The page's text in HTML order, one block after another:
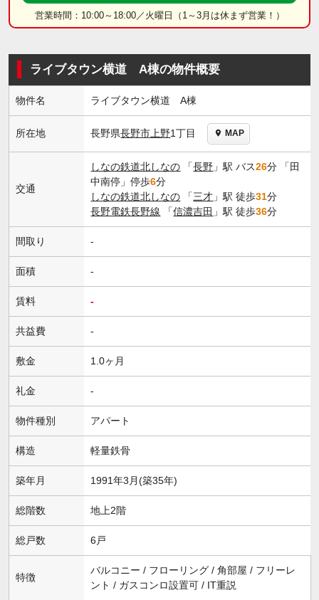
営業時間：10:00～18:00／火曜日（1～3月は休まず営業！）
ライブタウン横道 A棟の物件概要
物件名 ライブタウン横道 A棟
所在地 長野県長野市 上野1丁目 MAP
交通
しなの鉄道北しなの 「長野 」駅 バス26分 「田
中南停」停歩6分
しなの鉄道北しなの 「三才 」駅 徒歩31分
長野電鉄長野線 「信濃吉田 」駅 徒歩36分
間取り -
面積 -
賃料 -
共益費 -
敷金 1.0ヶ月
礼金 -
物件種別 アパート
構造 軽量鉄骨
築年月 1991年3月(築35年)
総階数 地上2階
総戸数 6戸
特徴
バルコニー / フローリング / 角部屋 / フリーレ
ント / ガスコンロ設置可 / IT重説